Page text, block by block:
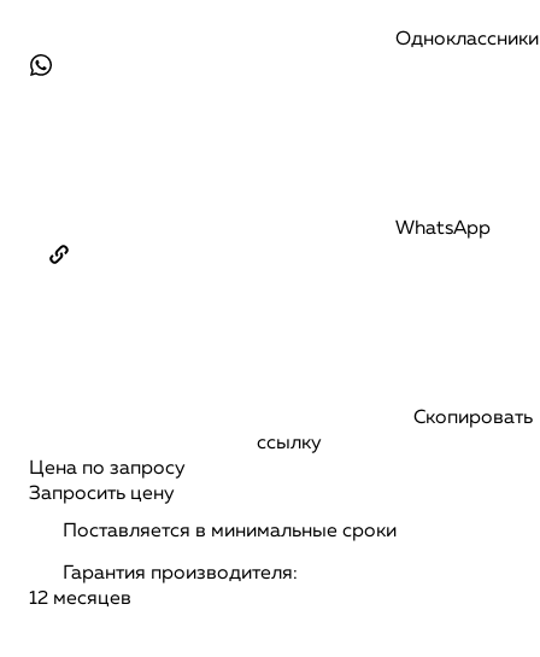
Одноклассники
WhatsApp
Скопировать
ссылку
Цена по запросу
Запросить цену
Поставляется в минимальные сроки
Гарантия производителя:
12 месяцев